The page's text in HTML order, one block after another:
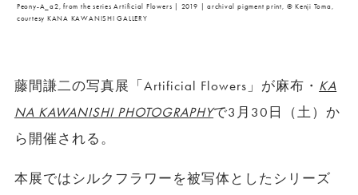
Peony-A_a2, from the series Artificial Flowers | 2019 | archival pigment print, © Kenji Toma,
courtesy KANA KAWANISHI GALLERY
藤間謙二の写真展「Artificial Flowers」が麻布・ KA
NA KAWANISHI PHOTOGRAPHYで3月30日（土）か
ら開催される。
本展ではシルクフラワーを被写体としたシリーズ